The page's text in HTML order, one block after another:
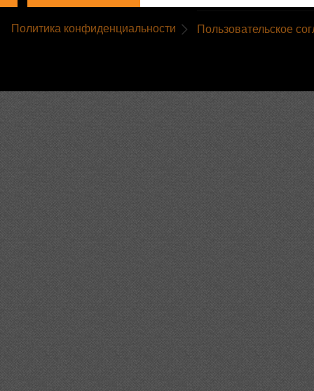
Политика конфиденциальности Пользовательское